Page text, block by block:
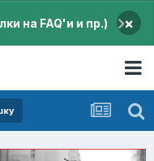
на FAQ'и и пр.) ×